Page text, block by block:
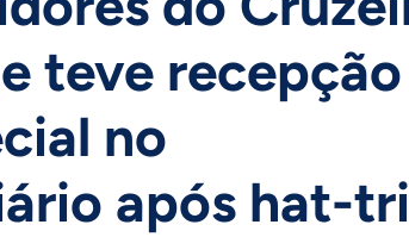
teve recepção
no
após hat-